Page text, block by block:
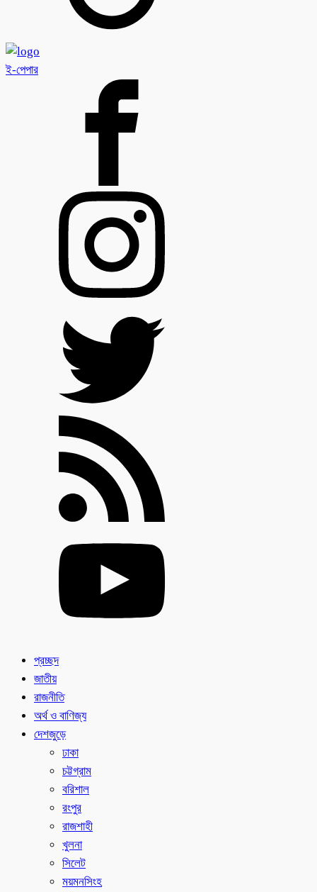
ই-পেপার
প্রচ্ছদ
জাতীয়
রাজনীতি
অর্থ ও বাণিজ্য
দেশজুড়ে
ঢাকা
চট্টগ্রাম
বরিশাল
রংপুর
রাজশাহী
খুলনা
সিলেট
ময়মনসিংহ